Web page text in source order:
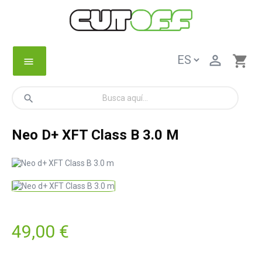
menu shopping_cart

search
Neo D+ XFT Class B 3.0 M
49,00 €